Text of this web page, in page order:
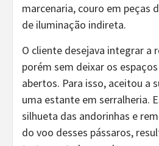
marcenaria, couro em peças
de iluminação indireta.
O cliente desejava integrar a
porém sem deixar os
abertos. Para isso, aceitou a
uma estante em serralheria.
silhueta das andorinhas e
do voo desses pássaros,